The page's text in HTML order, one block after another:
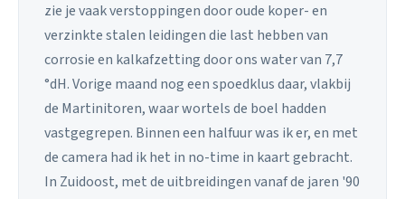
zie je vaak verstoppingen door oude koper- en
verzinkte stalen leidingen die last hebben van
corrosie en kalkafzetting door ons water van 7,7
°dH. Vorige maand nog een spoedklus daar, vlakbij
de Martinitoren, waar wortels de boel hadden
vastgegrepen. Binnen een halfuur was ik er, en met
de camera had ik het in no-time in kaart gebracht.
In Zuidoost, met de uitbreidingen vanaf de jaren '90